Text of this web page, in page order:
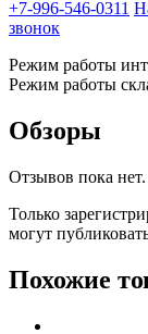
+7-996-546-0311
звонок
Режим работы
Режим работы
Обзоры
Отзывов пока нет.
Только
могут
Похожие